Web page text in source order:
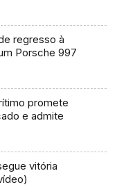
regresso à
Porsche 997
promete
e admite
vitória